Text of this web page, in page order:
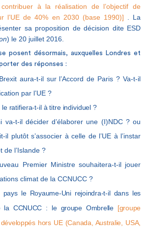
à la réalisation de l’objectif de
l’UE de 40% en 2030 (base 1990)]
La
sa proposition de décision dite ESD
) le 20 juillet 2016.
posent désormais, auxquelles Londres et
des réponses :
aura-t-il sur l’Accord de Paris ? Va-t-il
par l’UE ?
ratifiera-t-il à titre individuel ?
va-t-il décider d’élaborer une (I)NDC ? ou
il plutôt s’associer à celle de l’UE à l’instar
de l’Islande ?
Premier Ministre souhaitera-t-il jouer
climat de la CCNUCC ?
le Royaume-Uni rejoindra-t-il dans les
la CCNUCC : le groupe Ombrelle [groupe
hors UE (Canada, Australie, USA,